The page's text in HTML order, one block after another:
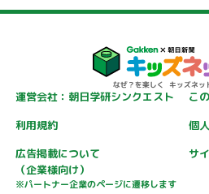
運営会社：朝日学研シンクエスト
こ
利用規約
個
広告掲載について
（企業様向け）
※パートナー企業のページに遷移します
サ